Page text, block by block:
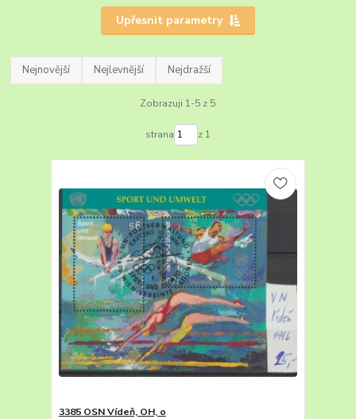
Upřesnit parametry
Nejnovější Nejlevnější Nejdražší
Zobrazuji 1-5 z 5
strana z 1
3385 OSN Vídeň, OH, o